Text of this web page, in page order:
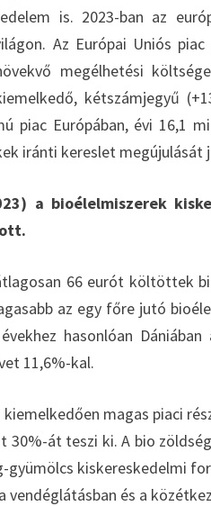
is. 2023-ban az
Az Európai Uniós
megélhetési
kétszámjegyű
piac Európában, évi 16,1
iránti kereslet
a bioélelmiszerek
66 eurót költöttek
az egy főre jutó
hasonlóan
11,6%-kal.
magas piaci
át teszi ki. A bio
gyümölcs kiskereskedelmi
és a